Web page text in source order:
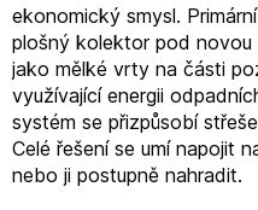
ekonomický smysl.
plošný kolektor pod
jako mělké vrty na části
využívající energii
systém se přizpůsobí
Celé řešení se umí napojit
nebo ji postupně nahradit.